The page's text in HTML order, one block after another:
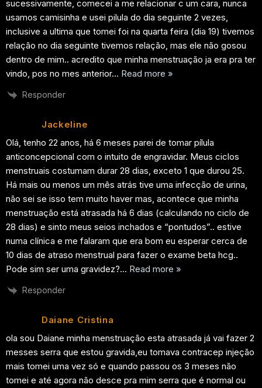
sucessivamente, comecei a me relacionar c um cara, nunca
usamos camisinha e usei pilula do dia seguinte 2 vezes,
inclusive a ultima que tomei foi na quarta feira (dia 19) tivemos
relação no dia seguinte tivemos relação, mas ele não gosou
dentro de mim.. acredito que minha menstruação ja era pra ter
vindo, pos no mes anterior… Read more »
Responder
Jackeline
Olá, tenho 22 anos, há 6 meses parei de tomar pílula
anticoncepcional com o intuito de engravidar. Meus ciclos
menstruais costumam durar 28 dias, exceto 1 que durou 25.
Há mais ou menos um mês atrás tive uma infecção de urina,
não sei se isso tem muito haver mas, acontece que minha
menstruação está atrasada há 6 dias (calculando no ciclo de
28 dias) e sinto meus seios inchados e “pontudos”.. estive
numa clínica e me falaram que era bom eu esperar cerca de
10 dias de atraso menstrual para fazer o exame beta hcg..
Pode sim ser uma gravidez?… Read more »
Responder
Daiane Cristina
ola sou Daiane minha menstruação esta atrasada já vai fazer 2
messes serra que estou gravida,eu tomava contracep injeção
mais tomei uma vez só e quando passou os 3 meses não
tomei e até agora não desce pra mim serra que é normal ou